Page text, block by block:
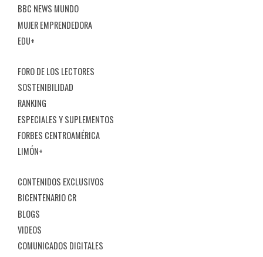
BBC NEWS MUNDO
MUJER EMPRENDEDORA
EDU+
FORO DE LOS LECTORES
SOSTENIBILIDAD
RANKING
ESPECIALES Y SUPLEMENTOS
FORBES CENTROAMÉRICA
LIMÓN+
CONTENIDOS EXCLUSIVOS
BICENTENARIO CR
BLOGS
VIDEOS
COMUNICADOS DIGITALES